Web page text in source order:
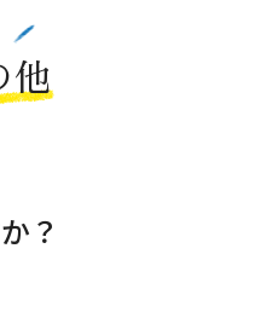
他
？